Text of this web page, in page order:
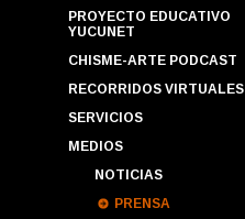
PROYECTO EDUCATIVO
YUCUNET
CHISME-ARTE PODCAST
RECORRIDOS VIRTUALES
SERVICIOS
MEDIOS
NOTICIAS
PRENSA